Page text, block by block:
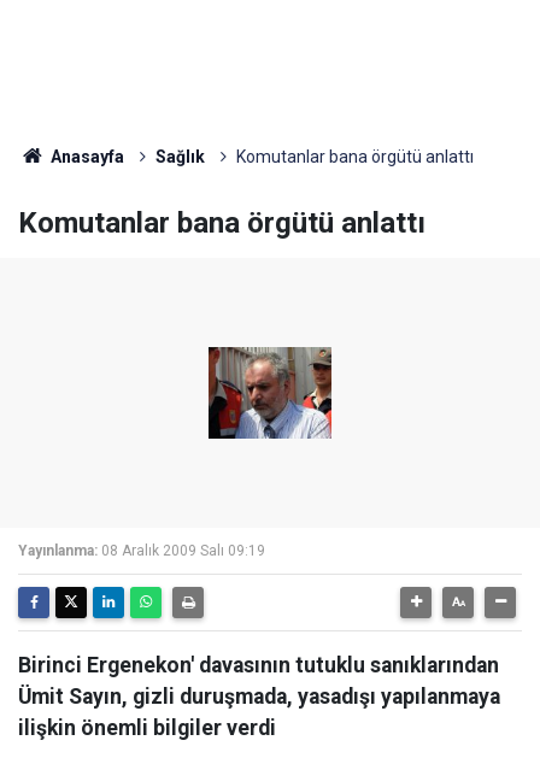
Anasayfa Sağlık Komutanlar bana örgütü anlattı
Komutanlar bana örgütü anlattı
Yayınlanma: 08 Aralık 2009 Salı 09:19
Birinci Ergenekon' davasının tutuklu sanıklarından
Ümit Sayın, gizli duruşmada, yasadışı yapılanmaya
ilişkin önemli bilgiler verdi